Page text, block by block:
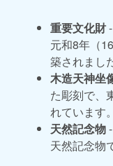
重要文化財-
元和8年（
築されまし
木造天神坐
た彫刻で、
れています。
天然記念物
天然記念物